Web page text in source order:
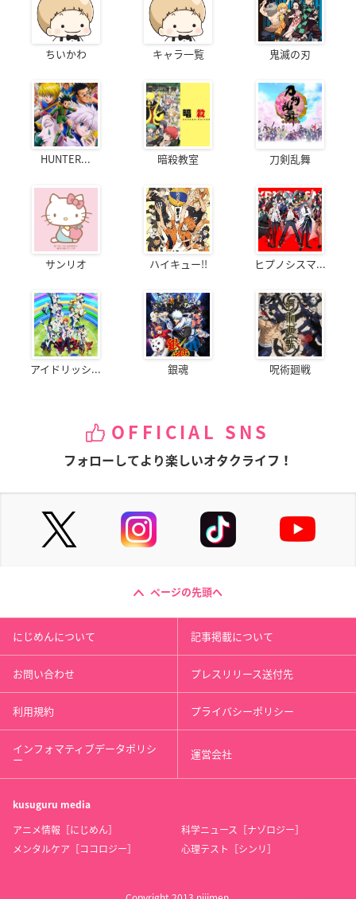
ちいかわ キャラ一覧 鬼滅の刃
HUNTER... 暗殺教室 刀剣乱舞
サンリオ ハイキュー!! ヒプノシスマ...
アイドリッシ... 銀魂 呪術廻戦
OFFICIAL SNS
フォローしてより楽しいオタクライフ！
ページの先頭へ
にじめんについて 記事掲載について
お問い合わせ プレスリリース送付先
利用規約 プライバシーポリシー
インフォマティブデータポリシ
ー 運営会社
kusuguru media
アニメ情報［にじめん］
科学ニュース［ナゾロジー］
メンタルケア［ココロジー］
心理テスト［シンリ］